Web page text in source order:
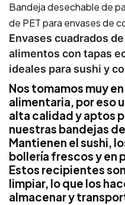
Bandeja desechable de
de PET para envases de
Envases cuadrados
alimentos con tapas
ideales para sushi y
Nos tomamos muy
alimentaria, por eso
alta calidad y aptos
nuestras bandejas
Mantienen el sushi,
bollería frescos y
Estos recipientes
limpiar, lo que los
almacenar y